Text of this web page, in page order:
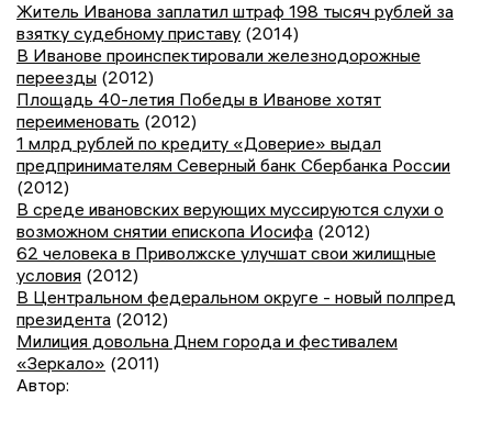
Житель Иванова заплатил штраф 198 тысяч рублей за
взятку судебному приставу (2014)
В Иванове проинспектировали железнодорожные
переезды (2012)
Площадь 40-летия Победы в Иванове хотят
переименовать (2012)
1 млрд рублей по кредиту «Доверие» выдал
предпринимателям Северный банк Сбербанка России
(2012)
В среде ивановских верующих муссируются слухи о
возможном снятии епископа Иосифа (2012)
62 человека в Приволжске улучшат свои жилищные
условия (2012)
В Центральном федеральном округе - новый полпред
президента (2012)
Милиция довольна Днем города и фестивалем
«Зеркало» (2011)
Автор: